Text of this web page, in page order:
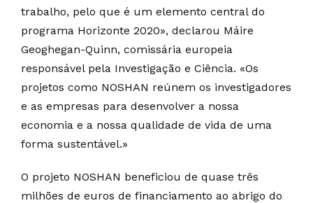
trabalho, pelo que é um elemento central do
programa Horizonte 2020», declarou Máire
Geoghegan-Quinn, comissária europeia
responsável pela Investigação e Ciência. «Os
projetos como NOSHAN reúnem os investigadores
e as empresas para desenvolver a nossa
economia e a nossa qualidade de vida de uma
forma sustentável.»
O projeto NOSHAN beneficiou de quase três
milhões de euros de financiamento ao abrigo do